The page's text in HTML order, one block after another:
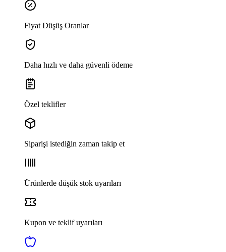
Fiyat Düşüş Oranlar
Daha hızlı ve daha güvenli ödeme
Özel teklifler
Siparişi istediğin zaman takip et
Ürünlerde düşük stok uyarıları
Kupon ve teklif uyarıları